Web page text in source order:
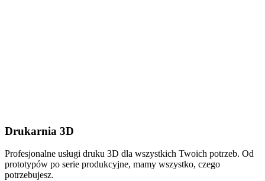
Drukarnia 3D
Profesjonalne usługi druku 3D dla wszystkich Twoich potrzeb. Od
prototypów po serie produkcyjne, mamy wszystko, czego
potrzebujesz.